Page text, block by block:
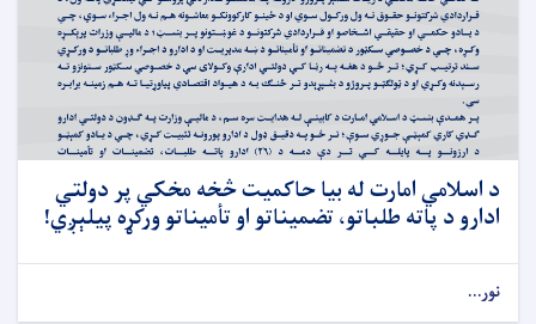
د اسلامي امارت له بیا حاکمیت څخه مخکي پر دولتي
ادارو د پاته طلباتو، تضمیناتو او تأمیناتو ورکړه پیلېږي!
نور...